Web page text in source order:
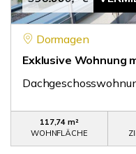
Dormagen
Exklusive Wohnung
117,74 m²
WOHNFLÄCHE